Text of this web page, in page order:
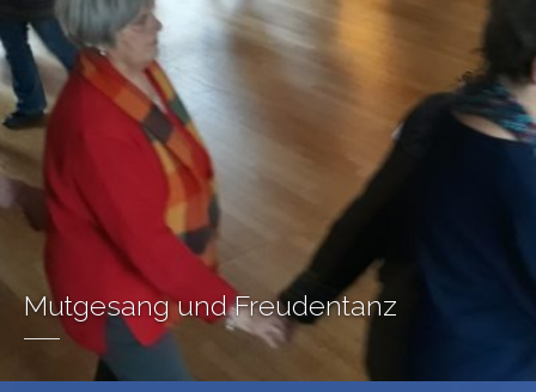
Mutgesang und Freudentanz